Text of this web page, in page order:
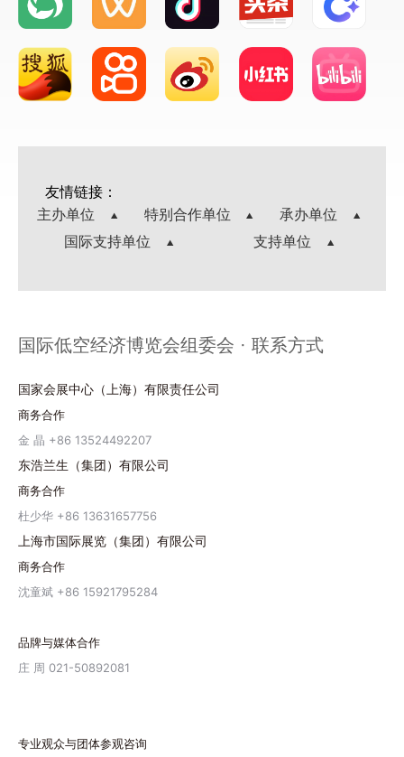
友情链接：
主办单位
特别合作单位
承办单位
国际支持单位
支持单位
国际低空经济博览会组委会 · 联系方式
国家会展中心（上海）有限责任公司
商务合作
金 晶 +86 13524492207
东浩兰生（集团）有限公司
商务合作
杜少华 +86 13631657756
上海市国际展览（集团）有限公司
商务合作
沈童斌 +86 15921795284
品牌与媒体合作
庄 周 021-50892081
专业观众与团体参观咨询